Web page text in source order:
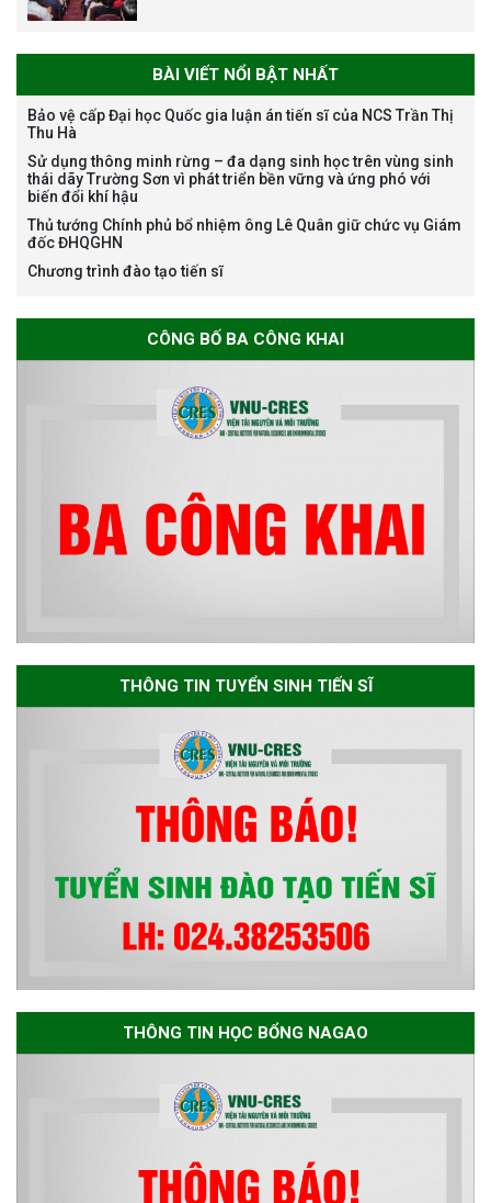
bổng Nagao tại Việt Nam năm
học 2026-2027
Thông báo về việc họp Tiểu
sơ chuyên môn cho các thí sinh
ngành Môi trường và phát triển
bền vững đợt 1 năm 2026
The International Conference
EME 2026 on “Earth, Mine and
Environmental Sciences for the
Advancement of Strategic
Technologies and
Infrastructure Development”
BÀI VIẾT NỔI BẬT NHẤT
Bảo vệ cấp Đại học Quốc gia luận án tiến sĩ của NCS Trần Thị
Thu Hà
Sử dụng thông minh rừng – đa dạng sinh học trên vùng sinh
thái dãy Trường Sơn vì phát triển bền vững và ứng phó với
biến đổi khí hậu
Thủ tướng Chính phủ bổ nhiệm ông Lê Quân giữ chức vụ Giám
đốc ĐHQGHN
Chương trình đào tạo tiến sĩ
CÔNG BỐ BA CÔNG KHAI
THÔNG TIN TUYỂN SINH TIẾN SĨ
THÔNG TIN HỌC BỔNG NAGAO